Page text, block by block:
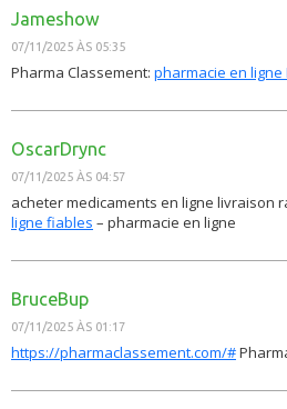
Jameshow
07/11/2025 ÀS 05:35
Pharma Classement: pharmacie en ligne
OscarDrync
07/11/2025 ÀS 04:57
acheter medicaments en ligne livraison
ligne fiables – pharmacie en ligne
BruceBup
07/11/2025 ÀS 01:17
https://pharmaclassement.com/#